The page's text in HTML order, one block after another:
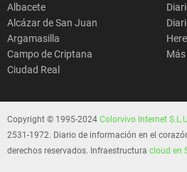
Albacete
Alcázar de San Juan
Argamasilla
Campo de Criptana
Ciudad Real
Copyright © 1995-2024 Colorvivo Internet
2531-1972. Diario de información en el
derechos reservados. Infraestructura cloud en